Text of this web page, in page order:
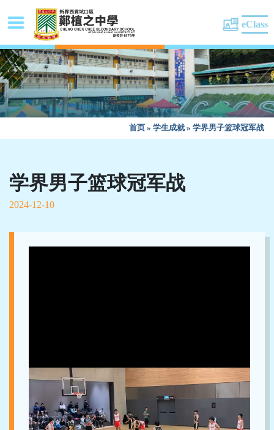
eClass
首页 » 学生成就» 学界男子篮球冠军战
学界男子篮球冠军战
2024-12-10